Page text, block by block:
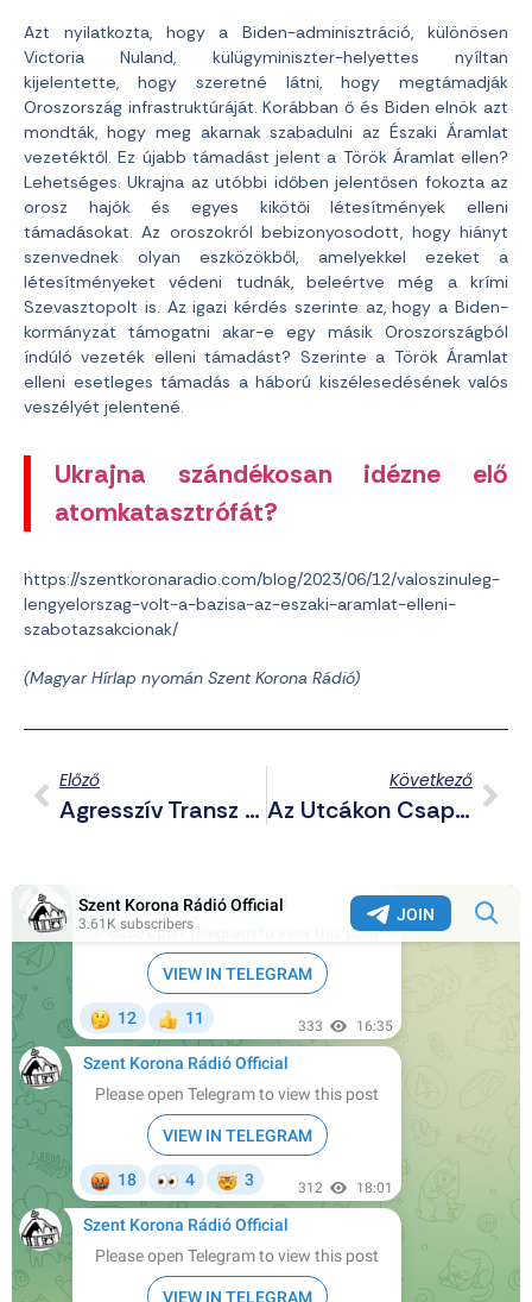
Azt nyilatkozta, hogy a Biden-adminisztráció, különösen
Victoria Nuland, külügyminiszter-helyettes nyíltan
kijelentette, hogy szeretné látni, hogy megtámadják
Oroszország infrastruktúráját. Korábban ő és Biden elnök azt
mondták, hogy meg akarnak szabadulni az Északi Áramlat
vezetéktől. Ez újabb támadást jelent a Török Áramlat ellen?
Lehetséges. Ukrajna az utóbbi időben jelentősen fokozta az
orosz hajók és egyes kikötői létesítmények elleni
támadásokat. Az oroszokról bebizonyosodott, hogy hiányt
szenvednek olyan eszközökből, amelyekkel ezeket a
létesítményeket védeni tudnák, beleértve még a krími
Szevasztopolt is. Az igazi kérdés szerinte az, hogy a Biden-
kormányzat támogatni akar-e egy másik Oroszországból
índúló vezeték elleni támadást? Szerinte a Török Áramlat
elleni esetleges támadás a háború kiszélesedésének valós
veszélyét jelentené.
Ukrajna szándékosan idézne elő
atomkatasztrófát?
https://szentkoronaradio.com/blog/2023/06/12/valoszinuleg-
lengyelorszag-volt-a-bazisa-az-eszaki-aramlat-elleni-
szabotazsakcionak/
(Magyar Hírlap nyomán Szent Korona Rádió)
Előző
Agresszív Transz Diák Vert Össze Egy Diáklányt Egy Amerikai Iskola Folyosóján – Videó
Következő
Az Utcákon Csaptak Össze A Keresztények És A Deviánsok Bejrútban